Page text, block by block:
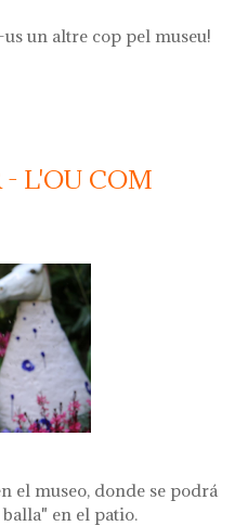
un altre cop pel museu!
per a les
curs 2024 - 2025
- L'OU COM
el museo, donde se podrá
en el patio.